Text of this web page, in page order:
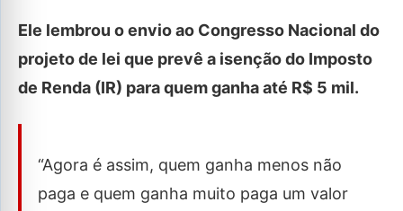
Ele lembrou o envio ao Congresso Nacional do
projeto de lei que prevê a isenção do Imposto
de Renda (IR) para quem ganha até R$ 5 mil.
“Agora é assim, quem ganha menos não
paga e quem ganha muito paga um valor